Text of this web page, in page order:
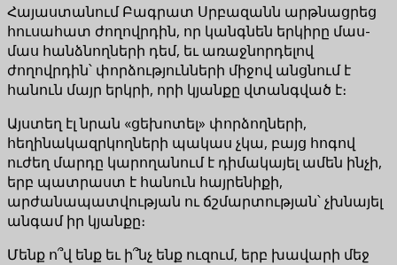
Հայաստանում Բագրատ Սրբազանն արթնացրեց
հուսահատ ժողովրդին, որ կանգնեն երկիրը մաս-
մաս հանձնողների դեմ, եւ առաջնորդելով
ժողովրդին՝ փորձությունների միջով անցնում է
հանուն մայր երկրի, որի կյանքը վտանգված է։
Այստեղ էլ նրան «ցեխոտել» փորձողների,
հեղինակազրկողների պակաս չկա, բայց հոգով
ուժեղ մարդը կարողանում է դիմակայել ամեն ինչի,
երբ պատրաստ է հանուն հայրենիքի,
արժանապատվության ու ճշմարտության՝ չխնայել
անգամ իր կյանքը։
Մենք ո՞վ ենք եւ ի՞նչ ենք ուզում, երբ խավարի մեջ